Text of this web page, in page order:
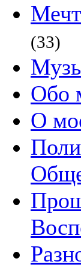
(33)
Обо
О